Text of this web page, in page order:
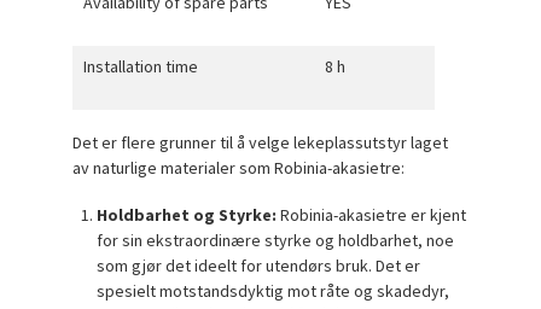
Installation time 8 h
Det er flere grunner til å velge lekeplassutstyr laget
av naturlige materialer som Robinia-akasietre:
Holdbarhet og Styrke: Robinia-akasietre er kjent
for sin ekstraordinære styrke og holdbarhet, noe
som gjør det ideelt for utendørs bruk. Det er
spesielt motstandsdyktig mot råte og skadedyr,